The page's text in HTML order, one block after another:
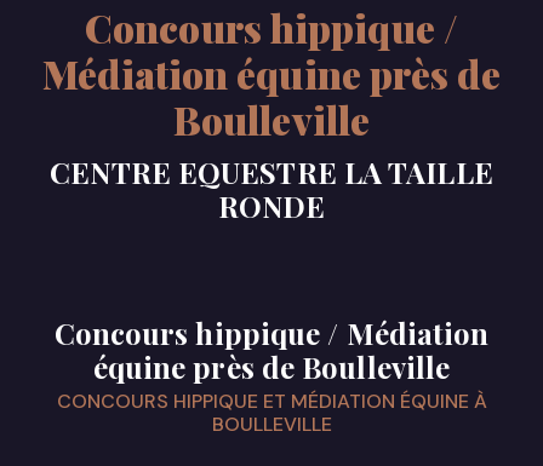
Concours hippique /
Médiation équine près de
Boulleville
CENTRE EQUESTRE LA TAILLE
RONDE
Concours hippique / Médiation
équine près de Boulleville
CONCOURS HIPPIQUE ET MÉDIATION ÉQUINE À
BOULLEVILLE